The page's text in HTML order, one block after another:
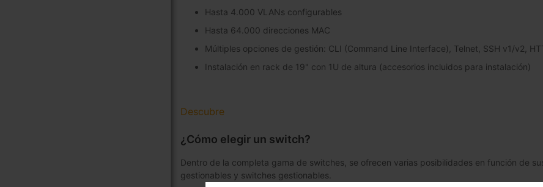
Hasta 4.000 VLANs configurables
Hasta 64.000 direcciones MAC
Múltiples opciones de gestión: CLI (Command Line Interface), Telnet, SSH v1/v2,
Instalación en rack de 19" con 1U de altura (accesorios incluidos para instalación)
Descubre
¿Cómo elegir un switch?
Dentro de la completa gama de switches, se ofrecen varias posibilidades en función de
gestionables y switches gestionables.